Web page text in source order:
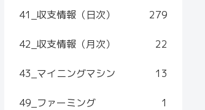
41_収支情報（日次） 279
42_収支情報（月次） 22
43_マイニングマシン 13
49_ファーミング 1